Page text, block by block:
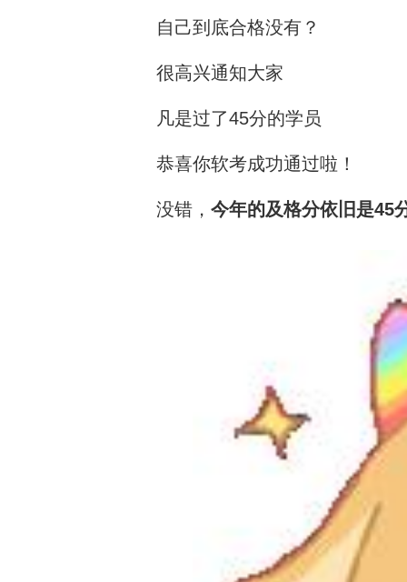
自己到底合格没有？
很高兴通知大家
凡是过了45分的学员
恭喜你软考成功通过啦！
没错， 今年的及格分依旧是45